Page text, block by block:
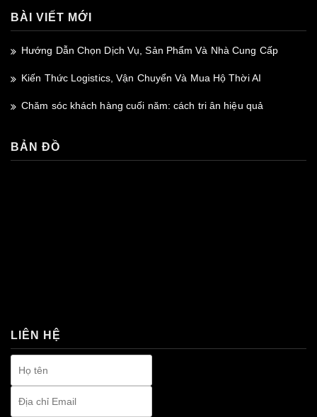
BÀI VIẾT MỚI
Hướng Dẫn Chọn Dịch Vụ, Sản Phẩm Và Nhà Cung Cấp
Kiến Thức Logistics, Vận Chuyển Và Mua Hộ Thời AI
Chăm sóc khách hàng cuối năm: cách tri ân hiệu quả
BẢN ĐỒ
LIÊN HỆ